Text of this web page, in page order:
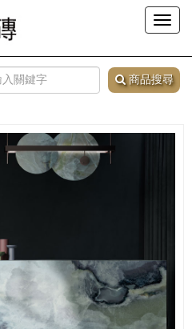
Toggle
商品搜尋